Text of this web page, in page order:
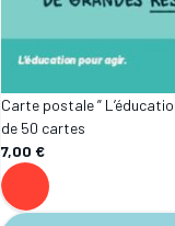
Carte postale ”
de 50 cartes
7,00 €